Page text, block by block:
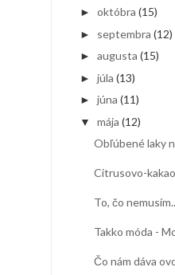
► októbra (15)
► septembra (12)
► augusta (15)
► júla (13)
► júna (11)
▼ mája (12)
Obľúbené laky
Citrusovo-
To, čo
Takko móda -
Čo nám dáva